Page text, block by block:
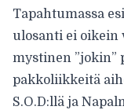
Tapahtumassa
ulosanti ei oikein
mystinen
pakkoliikkeitä
S.O.D:llä ja